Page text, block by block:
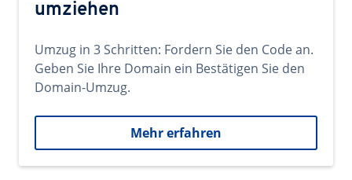
umziehen
Umzug in 3 Schritten: Fordern Sie den Code an.
Geben Sie Ihre Domain ein Bestätigen Sie den
Domain-Umzug.
Mehr erfahren